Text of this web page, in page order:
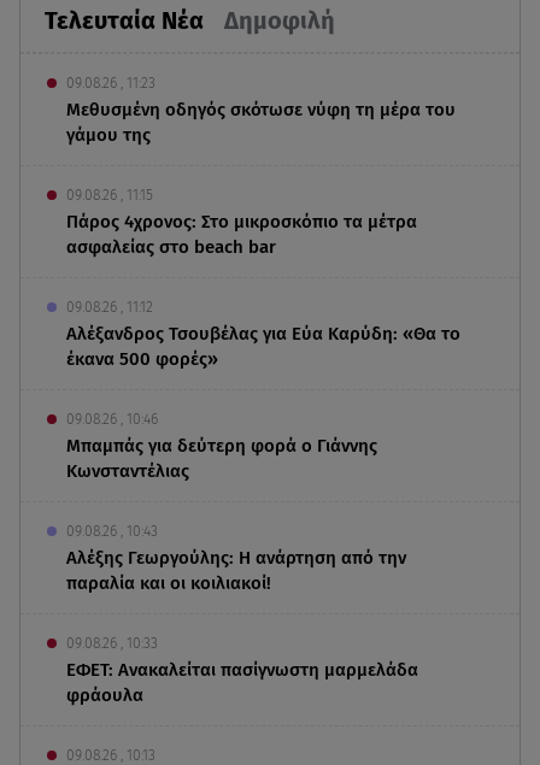
Τελευταία Νέα Δημοφιλή
09.08.26 , 11:23
Μεθυσμένη οδηγός σκότωσε νύφη τη μέρα του
γάμου της
09.08.26 , 11:15
Πάρος 4χρονος: Στο μικροσκόπιο τα μέτρα
ασφαλείας στο beach bar
09.08.26 , 11:12
Αλέξανδρος Τσουβέλας για Εύα Καρύδη: «Θα το
έκανα 500 φορές»
09.08.26 , 10:46
Μπαμπάς για δεύτερη φορά ο Γιάννης
Κωνσταντέλιας
09.08.26 , 10:43
Αλέξης Γεωργούλης: Η ανάρτηση από την
παραλία και οι κοιλιακοί!
09.08.26 , 10:33
ΕΦΕΤ: Ανακαλείται πασίγνωστη μαρμελάδα
φράουλα
09.08.26 , 10:13